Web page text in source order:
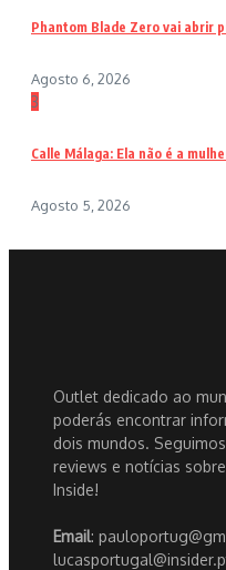
Phantom Blade Zero vai abrir
Agosto 6, 2026
3
Calle Málaga: Ela não é a
Agosto 5, 2026
Outlet dedicado ao
poderás encontrar
dois mundos.
reviews e notícias
Inside!
Email: